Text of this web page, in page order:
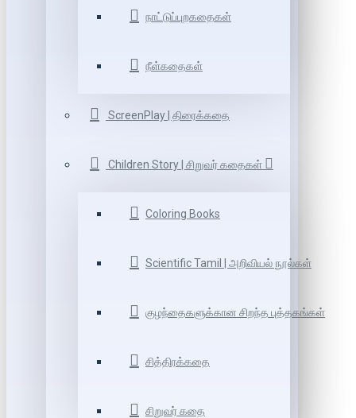
நாட்டுப்புறகதைகள்
நீள்கதைகள்
ScreenPlay | திரைக்கதை
Children Story | சிறுவர் கதைகள்
Coloring Books
Scientific Tamil | அறிவியல் நூல்கள்
குழந்தைகளுக்கான சிறந்த புத்தகங்கள்
சித்திரக்கதை
சிறுவர் கதை